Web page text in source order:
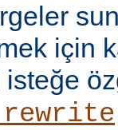
için
isteğe